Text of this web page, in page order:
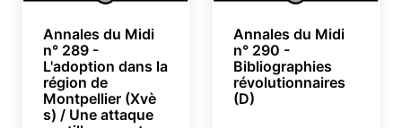
Annales du Midi
n° 289 -
L'adoption dans la
région de
Montpellier (Xvè
s) / Une attaque
Annales du Midi
n° 290 -
Bibliographies
révolutionnaires
(D)